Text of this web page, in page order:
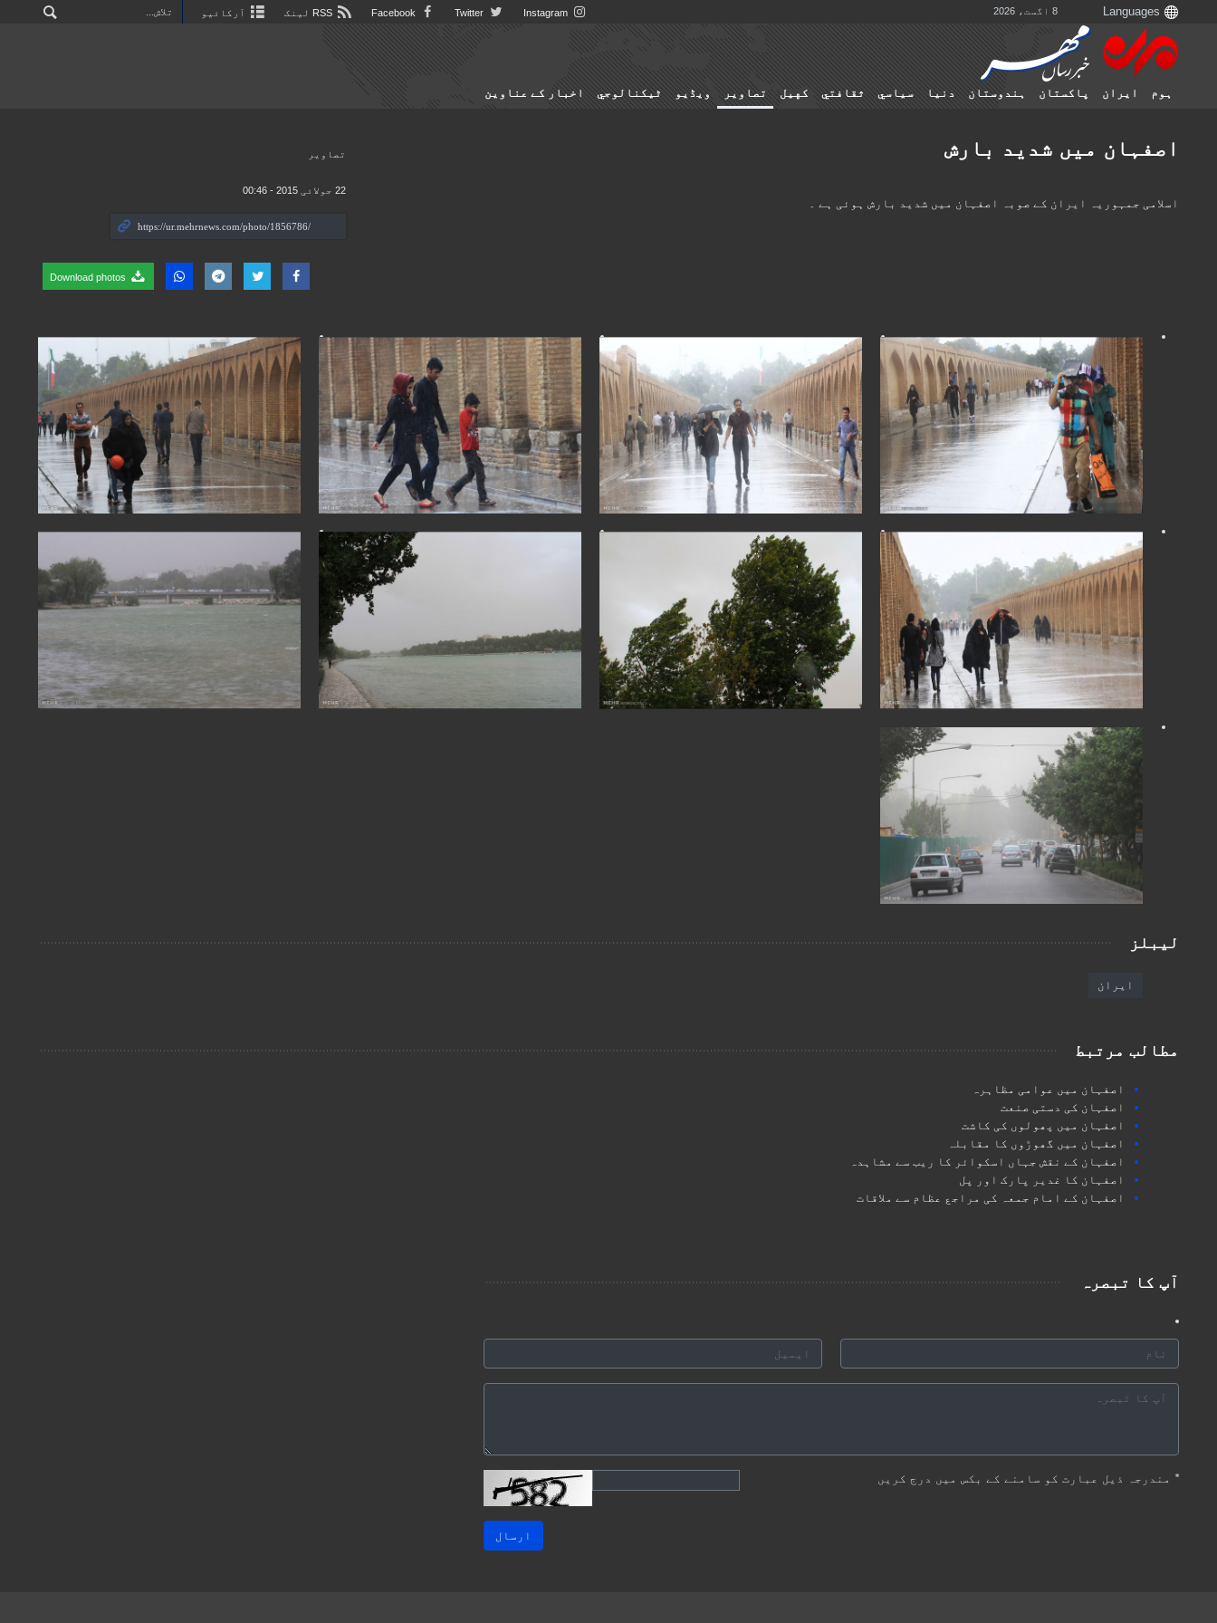
8 اگست، 2026 Instagram آرکائیو
ہوم ایران پاکستان ہندوستان دنیا سياسي ثقافتي کهيل تصاوير ویڈیو ٹيكنالوجي اخبار کے عناوین
تصاوير
22 جولائی 2015 - 00:46
اصفہان میں شدید بارش
اسلامی جمہوریہ ایران کے صوبہ اصفہان میں شدید بارش ہوئی ہے ۔
لیبلز
ایران
مطالب مرتبط
اصفہان میں عوامی مظاہرہ
اصفہان کی دستی صنعت
اصفہان میں پھولوں کی کاشت
اصفہان میں گھوڑوں کا مقابلہ
اصفہان کے نقش جہاں اسکوائر کا ریب سے مشاہدہ
اصفہان کا غدیر پارک اور پل
اصفہان کے امام جمعہ کی مراجع عظام سے ملاقات
آپ کا تبصرہ
* مندرجہ ذیل عبارت کو سامنے کے بکس میں درج کریں
ارسال